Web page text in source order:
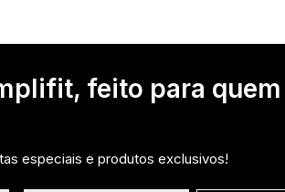
feito para
especiais e produtos exclusivos!